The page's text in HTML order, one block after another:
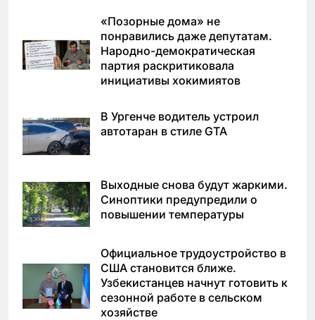
«Позорные дома» не
понравились даже депутатам.
Народно-демократическая
партия раскритиковала
инициативы хокимиятов
В Ургенче водитель устроил
автотаран в стиле GTA
Выходные снова будут жаркими.
Синоптики предупредили о
повышении температуры
Официальное трудоустройство в
США становится ближе.
Узбекистанцев начнут готовить к
сезонной работе в сельском
хозяйстве